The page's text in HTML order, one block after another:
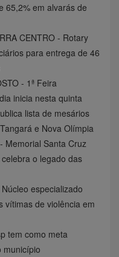
65,2% em alvarás de
CENTRO - Rotary
para entrega de 46
- 1ª Feira
inicia nesta quinta
lista de mesários
e Nova Olímpia
Memorial Santa Cruz
o legado das
especializado
vítimas de violência em
tem como meta
município